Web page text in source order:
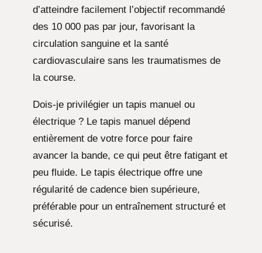
d’atteindre facilement l’objectif recommandé
des 10 000 pas par jour, favorisant la
circulation sanguine et la santé
cardiovasculaire sans les traumatismes de
la course.
Dois-je privilégier un tapis manuel ou
électrique ? Le tapis manuel dépend
entièrement de votre force pour faire
avancer la bande, ce qui peut être fatigant et
peu fluide. Le tapis électrique offre une
régularité de cadence bien supérieure,
préférable pour un entraînement structuré et
sécurisé.